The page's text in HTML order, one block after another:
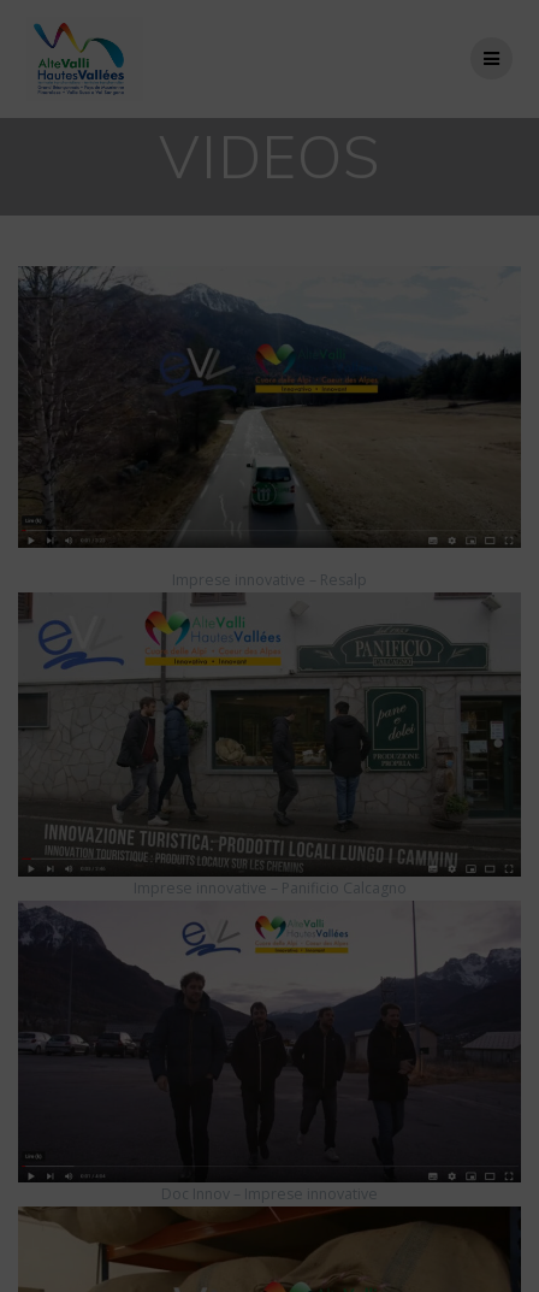
VIDEOS
Imprese innovative – Resalp
Imprese innovative – Panificio Calcagno
Doc Innov – Imprese innovative